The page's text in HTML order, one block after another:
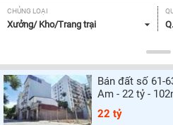
CHỦNG LOẠI
Xưởng/ Kho/Trang trại
Từ 500-1000 m2,
MẶT TIỀN
Tất cả
Bán đất số 61-
Am - 22 tỷ -
22 tỷ